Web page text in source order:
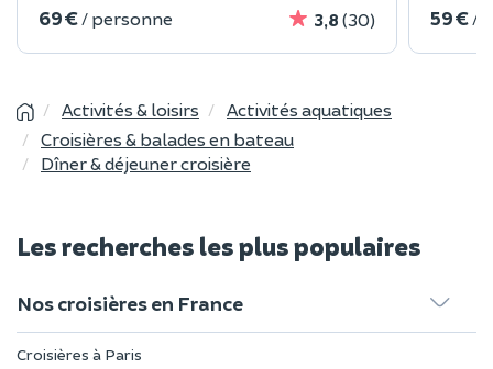
69 € / personne 3,8 (30) 59 € /
Activités & loisirs
Activités aquatiques
Croisières & balades en bateau
Dîner & déjeuner croisière
Les recherches les plus populaires
Nos croisières en France
Croisières à Paris